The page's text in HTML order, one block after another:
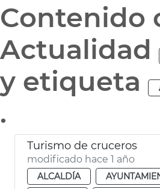
Contenido
Actualidad
y etiqueta
.
Turismo de cruceros
modificado hace 1 año
ALCALDÍA